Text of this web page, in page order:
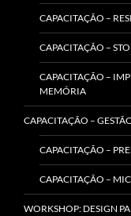
CAPACITAÇÃO –
CAPACITAÇÃO –
CAPACITAÇÃO –
MEMÓRIA
CAPACITAÇÃO –
CAPACITAÇÃO –
CAPACITAÇÃO –
WORKSHOP: DESIGN